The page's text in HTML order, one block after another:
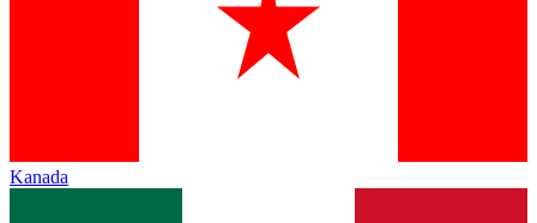
Kanada